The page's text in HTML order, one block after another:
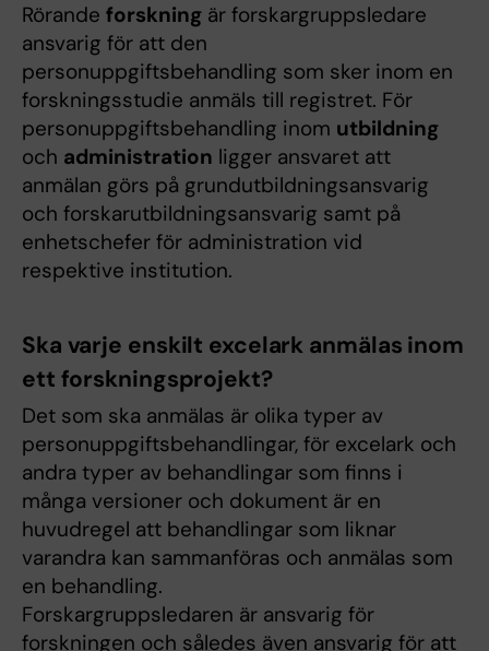
Rörande forskning är forskargruppsledare
ansvarig för att den
personuppgiftsbehandling som sker inom en
forskningsstudie anmäls till registret. För
personuppgiftsbehandling inom utbildning
och administration ligger ansvaret att
anmälan görs på grundutbildningsansvarig
och forskarutbildningsansvarig samt på
enhetschefer för administration vid
respektive institution.
Ska varje enskilt excelark anmälas inom
ett forskningsprojekt?
Det som ska anmälas är olika typer av
personuppgiftsbehandlingar, för excelark och
andra typer av behandlingar som finns i
många versioner och dokument är en
huvudregel att behandlingar som liknar
varandra kan sammanföras och anmälas som
en behandling.
Forskargruppsledaren är ansvarig för
forskningen och således även ansvarig för att